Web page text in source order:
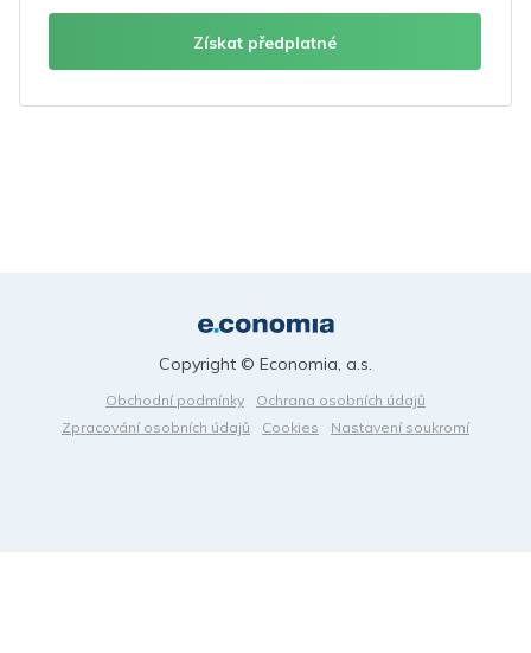
Získat předplatné
Obchodní podmínky
Ochrana osobních údajů
Zpracování osobních údajů
Cookies Nastavení soukromí
Copyright © Economia, a.s.